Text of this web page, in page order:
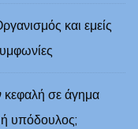
και εμείς
κεφαλή σε άγημα
ή υπόδουλος;